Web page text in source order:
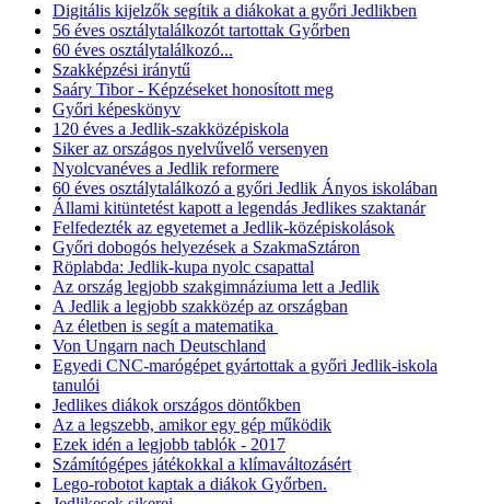
Digitális kijelzők segítik a diákokat a győri Jedlikben
56 éves osztálytalálkozót tartottak Győrben
60 éves osztálytalálkozó...
Szakképzési iránytű
Saáry Tibor - Képzéseket honosított meg
Győri képeskönyv
120 éves a Jedlik-szakközépiskola
Siker az országos nyelvűvelő versenyen
Nyolcvanéves a Jedlik reformere
60 éves osztálytalálkozó a győri Jedlik Ányos iskolában
Állami kitüntetést kapott a legendás Jedlikes szaktanár
Felfedezték az egyetemet a Jedlik-középiskolások
Győri dobogós helyezések a SzakmaSztáron
Röplabda: Jedlik-kupa nyolc csapattal
Az ország legjobb szakgimnáziuma lett a Jedlik
A Jedlik a legjobb szakközép az országban
Az életben is segít a matematika
Von Ungarn nach Deutschland
Egyedi CNC-marógépet gyártottak a győri Jedlik-iskola
tanulói
Jedlikes diákok országos döntőkben
Az a legszebb, amikor egy gép működik
Ezek idén a legjobb tablók - 2017
Számítógépes játékokkal a klímaváltozásért
Lego-robotot kaptak a diákok Győrben.